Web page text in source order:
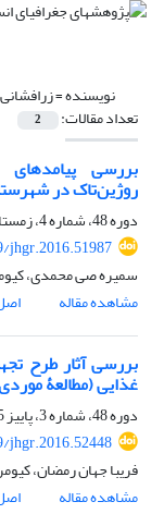
نویسنده =
تعداد مقالات: 2
بررسی
روژین‌تاک در
دوره 48، شماره 4، زمستان 1395، صفحه
jhgr.2016.51987
سمیره صی محمدی،
مشاهده مقاله
بررسی آثار طرح
غذایی (مطالعۀ
دوره 48، شماره 3، پاییز 1395، صفحه
jhgr.2016.52448
فریبا جهان رمضان،
مشاهده مقاله